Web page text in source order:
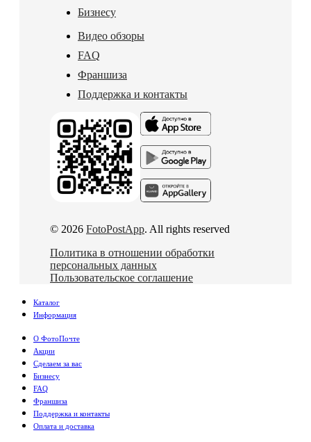
Бизнесу
Видео обзоры
FAQ
Франшиза
Поддержка и контакты
© 2026 FotoPostApp. All rights reserved
Политика в отношении обработки
персональных данных
Пользовательское соглашение
Каталог
Информация
О ФотоПочте
Акции
Сделаем за вас
Бизнесу
FAQ
Франшиза
Поддержка и контакты
Оплата и доставка